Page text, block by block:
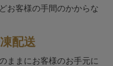
お客様の手間のかからな
配送
ままにお客様のお手元に